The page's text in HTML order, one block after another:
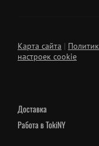
Карта сайта |
настроек cookie
Доставка
Работа в TokiNY